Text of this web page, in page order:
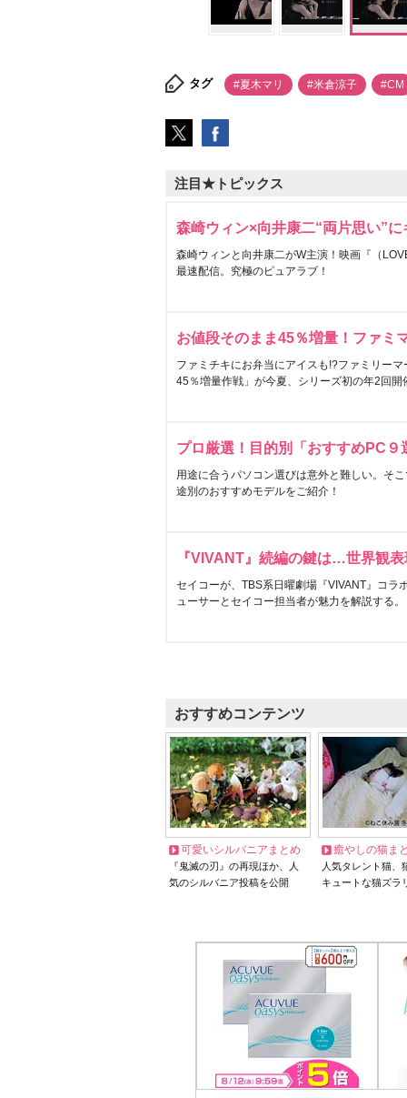
タグ #夏木マリ #米倉涼子 #CM
注目★トピックス
森崎ウィン×向井康二“両片思い”
森崎ウィンと向井康二がW主演！映画『（
最速配信。究極のピュアラブ！
お値段そのまま45％増量！ファミ
ファミチキにお弁当にアイスも!?ファミリー
45％増量作戦」が今夏、シリーズ初の年2回開
プロ厳選！目的別「おすすめPC９
用途に合うパソコン選びは意外と難しい。そ
途別のおすすめモデルをご紹介！
『VIVANT』続編の鍵は…世界観
セイコーが、TBS系日曜劇場『VIVANT』コラ
ューサーとセイコー担当者が魅力を解説する。
おすすめコンテンツ
可愛いシルバニアまとめ
『鬼滅の刃』の再現ほか、人
気のシルバニア投稿を公開
癒やしの猫ま
人気タレント猫
キュートな猫ズラ